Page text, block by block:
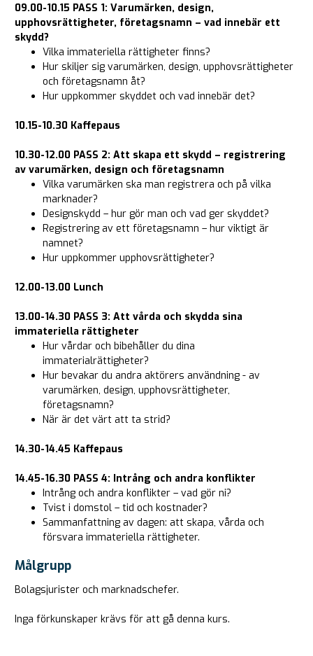
09.00-10.15 PASS 1: Varumärken, design,
upphovsrättigheter, företagsnamn – vad innebär ett
skydd?
Vilka immateriella rättigheter finns?
Hur skiljer sig varumärken, design, upphovsrättigheter
och företagsnamn åt?
Hur uppkommer skyddet och vad innebär det?
10.15-10.30 Kaffepaus
10.30-12.00 PASS 2: Att skapa ett skydd – registrering
av varumärken, design och företagsnamn
Vilka varumärken ska man registrera och på vilka
marknader?
Designskydd – hur gör man och vad ger skyddet?
Registrering av ett företagsnamn – hur viktigt är
namnet?
Hur uppkommer upphovsrättigheter?
12.00-13.00 Lunch
13.00-14.30 PASS 3: Att vårda och skydda sina
immateriella rättigheter
Hur vårdar och bibehåller du dina
immaterialrättigheter?
Hur bevakar du andra aktörers användning - av
varumärken, design, upphovsrättigheter,
företagsnamn?
När är det värt att ta strid?
14.30-14.45 Kaffepaus
14.45-16.30 PASS 4: Intrång och andra konflikter
Intrång och andra konflikter – vad gör ni?
Tvist i domstol – tid och kostnader?
Sammanfattning av dagen: att skapa, vårda och
försvara immateriella rättigheter.
Målgrupp
Bolagsjurister och marknadschefer.
Inga förkunskaper krävs för att gå denna kurs.